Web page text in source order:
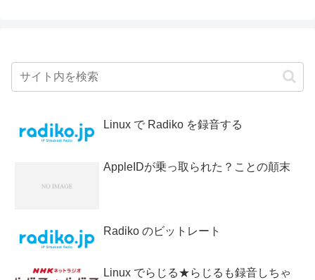
Linux で Radiko を録音する
AppleIDが乗っ取られた？ことの顛末
Radiko のビットレート
Linux でらじる★らじるも録音しちゃ